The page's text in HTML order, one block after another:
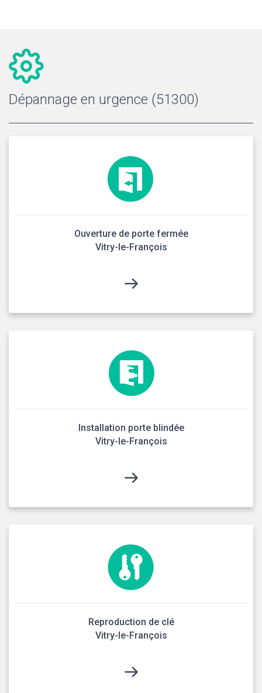
Dépannage en urgence (51300)
Ouverture de porte fermée
Vitry-le-François
Installation porte blindée
Vitry-le-François
Reproduction de clé
Vitry-le-François